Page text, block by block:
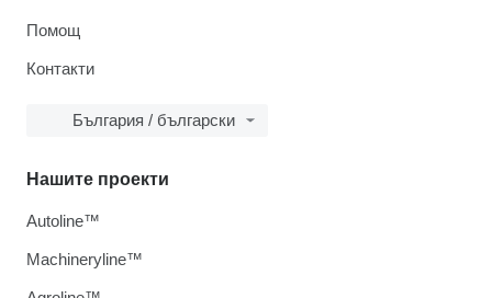
Помощ
Контакти
България / български
Нашите проекти
Autoline™
Machineryline™